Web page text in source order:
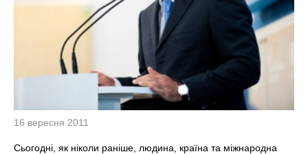
16 вересня 2011
Сьогодні, як ніколи раніше, людина, країна та міжнародна